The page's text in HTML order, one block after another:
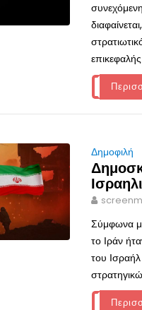
Δημοφιλή
Σύμφωνα
το Ιράν
του Ισραήλ